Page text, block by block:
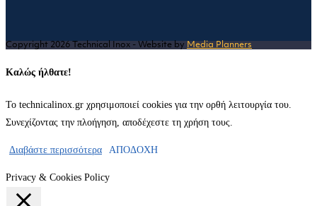
tab
new
Copyright 2026 Technical Inox - Website by Media Planners
Καλώς ήλθατε!
Το technicalinox.gr χρησιμοποιεί cookies για την ορθή λειτουργία του.
Συνεχίζοντας την πλοήγηση, αποδέχεστε τη χρήση τους.
Διαβάστε περισσότερα ΑΠΟΔΟΧΗ
Privacy & Cookies Policy